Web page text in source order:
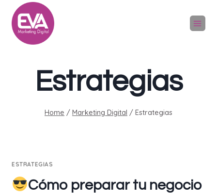
content
Estrategias
Home / Marketing Digital / Estrategias
ESTRATEGIAS
Cómo preparar tu negocio